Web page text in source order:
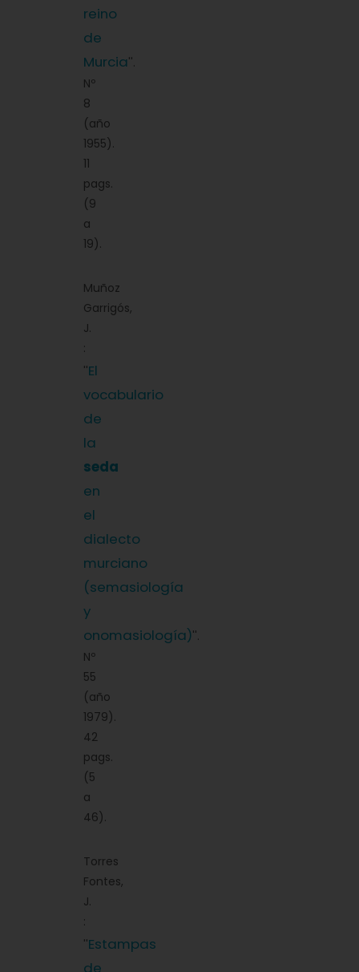
reino
de
Murcia''.
Nº
8
(año
1955).
11
pags.
(9
a
19).
Muñoz
Garrigós,
J.
:
''El
vocabulario
de
la
seda
en
el
dialecto
murciano
(semasiología
y
onomasiología)''.
Nº
55
(año
1979).
42
pags.
(5
a
46).
Torres
Fontes,
J.
:
''Estampas
de